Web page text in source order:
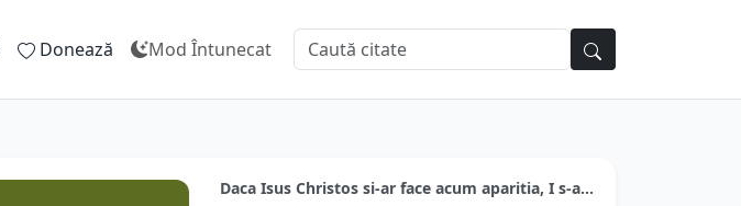
Donează Mod Întunecat
Daca Isus Christos si-ar face acum aparitia, I s-a...